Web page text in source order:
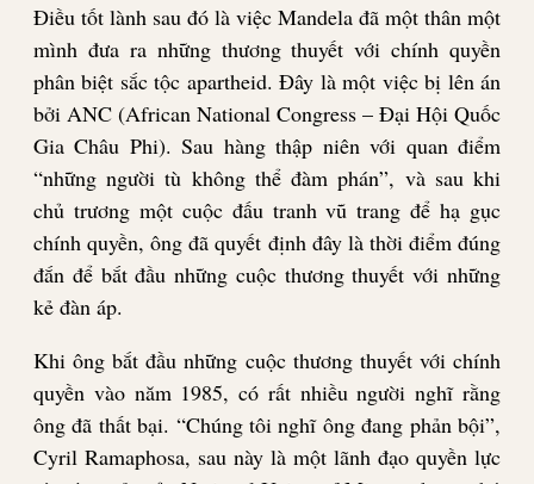
Điều tốt lành sau đó là việc Mandela đã một thân một
mình đưa ra những thương thuyết với chính quyền
phân biệt sắc tộc apartheid. Đây là một việc bị lên án
bởi ANC (African National Congress – Đại Hội Quốc
Gia Châu Phi). Sau hàng thập niên với quan điểm
“những người tù không thể đàm phán”, và sau khi
chủ trương một cuộc đấu tranh vũ trang để hạ gục
chính quyền, ông đã quyết định đây là thời điểm đúng
đắn để bắt đầu những cuộc thương thuyết với những
kẻ đàn áp.
Khi ông bắt đầu những cuộc thương thuyết với chính
quyền vào năm 1985, có rất nhiều người nghĩ rằng
ông đã thất bại. “Chúng tôi nghĩ ông đang phản bội”,
Cyril Ramaphosa, sau này là một lãnh đạo quyền lực